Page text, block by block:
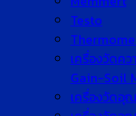
Testo
เครื่องวัด
Gain-Soil
เครื่องวัด